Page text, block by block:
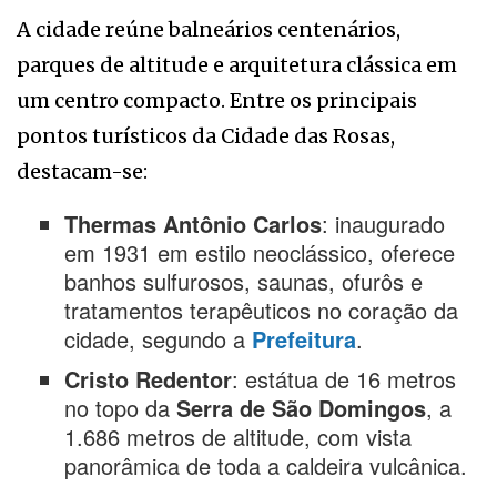
A cidade reúne balneários centenários,
parques de altitude e arquitetura clássica em
um centro compacto. Entre os principais
pontos turísticos da Cidade das Rosas,
destacam-se:
Thermas Antônio Carlos: inaugurado
em 1931 em estilo neoclássico, oferece
banhos sulfurosos, saunas, ofurôs e
tratamentos terapêuticos no coração da
cidade, segundo a Prefeitura.
Cristo Redentor: estátua de 16 metros
no topo da Serra de São Domingos, a
1.686 metros de altitude, com vista
panorâmica de toda a caldeira vulcânica.